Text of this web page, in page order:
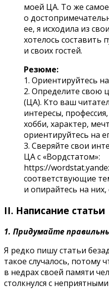
моей ЦА. То же
о
ее, я исходила из
хотелось составить
и своих гостей.
Резюме:
1. Ориентируйтесь
2. Определите свою
(ЦА). Кто ваш
интересы,
хобби, характер,
ориентируйтесь на
3. Сверяйте свои
ЦА с «Вордстатом»:
https://
соответствующие
и опирайтесь на них,
II. Написание статьи
1. Придумайте
Я редко пишу статьи
такое случалось, потому
в недрах своей памяти
столкнулся с